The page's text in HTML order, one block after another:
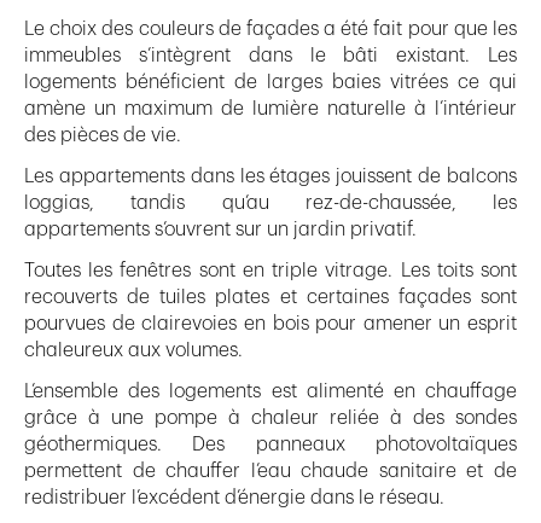
Le choix des couleurs de façades a été fait pour que les
immeubles s’intègrent dans le bâti existant. Les
logements bénéficient de larges baies vitrées ce qui
amène un maximum de lumière naturelle à l’intérieur
des pièces de vie.
Les appartements dans les étages jouissent de balcons
loggias, tandis qu’au rez-de-chaussée, les
appartements s’ouvrent sur un jardin privatif.
Toutes les fenêtres sont en triple vitrage. Les toits sont
recouverts de tuiles plates et certaines façades sont
pourvues de clairevoies en bois pour amener un esprit
chaleureux aux volumes.
L’ensemble des logements est alimenté en chauffage
grâce à une pompe à chaleur reliée à des sondes
géothermiques. Des panneaux photovoltaïques
permettent de chauffer l’eau chaude sanitaire et de
redistribuer l’excédent d’énergie dans le réseau.